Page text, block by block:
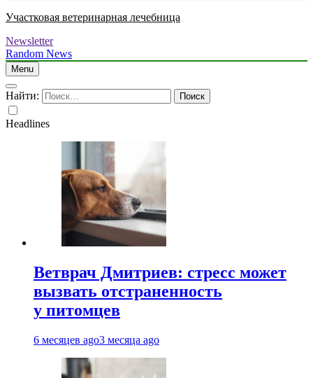
Участковая ветеринарная лечебница
Newsletter
Random News
Menu
Найти:
Headlines
Ветврач Дмитриев: стресс может
вызвать отстраненность
у питомцев
6 месяцев ago3 месяца ago